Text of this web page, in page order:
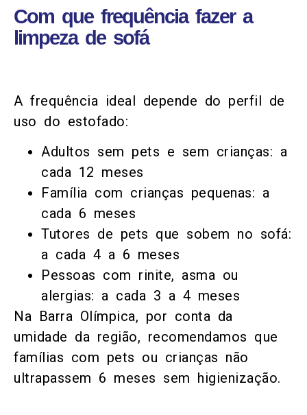
Com que frequência fazer a
limpeza de sofá
A frequência ideal depende do perfil de
uso do estofado:
Adultos sem pets e sem crianças: a
cada 12 meses
Família com crianças pequenas: a
cada 6 meses
Tutores de pets que sobem no sofá:
a cada 4 a 6 meses
Pessoas com rinite, asma ou
alergias: a cada 3 a 4 meses
Na Barra Olímpica, por conta da
umidade da região, recomendamos que
famílias com pets ou crianças não
ultrapassem 6 meses sem higienização.